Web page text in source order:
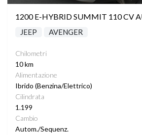
1200 E-HYBRID SUMMIT 110 CV
JEEP AVENGER
Chilometri
10 km
Alimentazione
Ibrido (Benzina/Elettrico)
Cilindrata
1.199
Cambio
Autom./Sequenz.